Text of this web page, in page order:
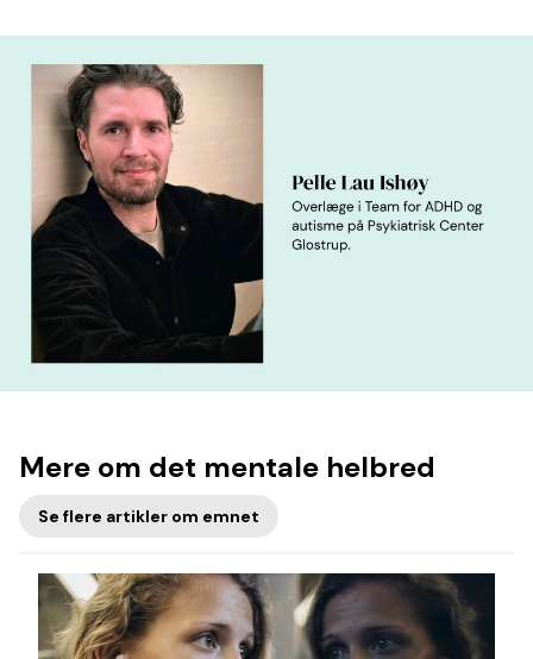
Mere om det mentale helbred
Se flere artikler om emnet